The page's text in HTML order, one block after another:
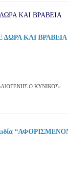
ΚΑΙ ΒΡΑΒΕΙΑ
«ΔΙΟΓΕΝΗΣ Ο ΚΥΝΙΚΟΣ».